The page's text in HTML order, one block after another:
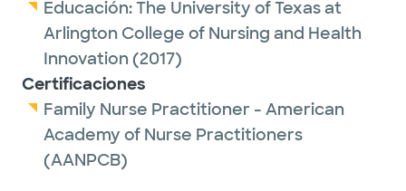
Educación:The University of Texas at
Arlington College of Nursing and Health
Innovation (2017)
Certificaciones
Family Nurse Practitioner - American
Academy of Nurse Practitioners
(AANPCB)